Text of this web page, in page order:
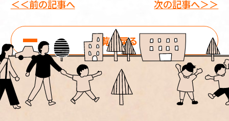
＜＜前の記事へ
一覧に戻る
次の記事へ＞＞